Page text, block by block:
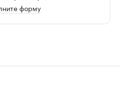
форму